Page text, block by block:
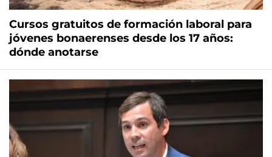
Cursos gratuitos de formación laboral para
jóvenes bonaerenses desde los 17 años:
dónde anotarse